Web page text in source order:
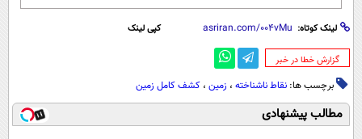
لینک کوتاه: کپی لینک
‌گزارش خطا در خبر
برچسب ها: نقاط ناشناخته ، زمین ، کشف کامل زمین
مطالب پیشنهادی